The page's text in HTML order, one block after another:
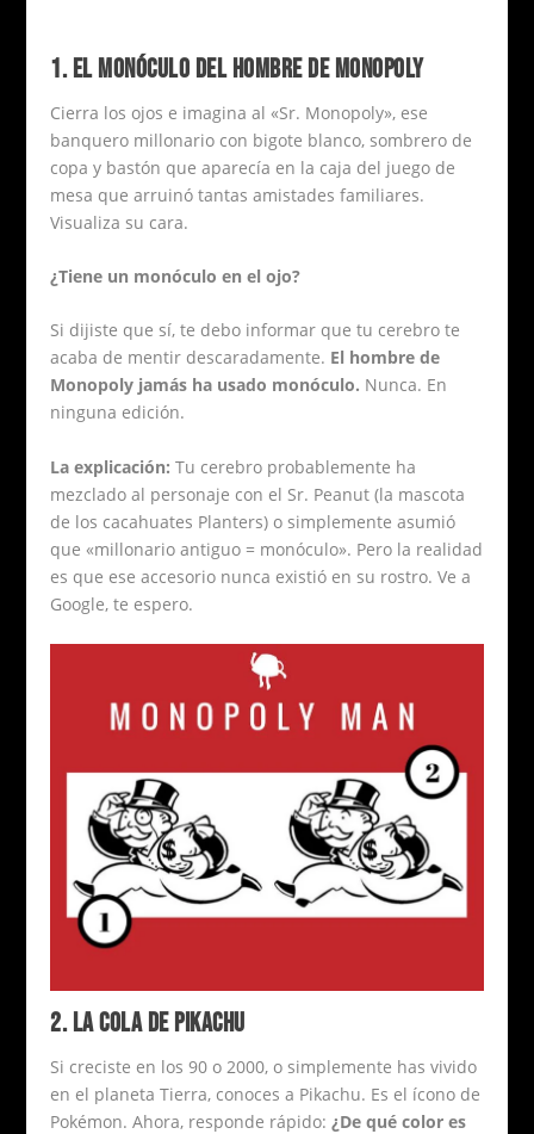
1. EL MONÓCULO DEL HOMBRE DE MONOPOLY
Cierra los ojos e imagina al «Sr. Monopoly», ese
banquero millonario con bigote blanco, sombrero de
copa y bastón que aparecía en la caja del juego de
mesa que arruinó tantas amistades familiares.
Visualiza su cara.
¿Tiene un monóculo en el ojo?
Si dijiste que sí, te debo informar que tu cerebro te
acaba de mentir descaradamente. El hombre de
Monopoly jamás ha usado monóculo. Nunca. En
ninguna edición.
La explicación: Tu cerebro probablemente ha
mezclado al personaje con el Sr. Peanut (la mascota
de los cacahuates Planters) o simplemente asumió
que «millonario antiguo = monóculo». Pero la realidad
es que ese accesorio nunca existió en su rostro. Ve a
Google, te espero.
2. LA COLA DE PIKACHU
Si creciste en los 90 o 2000, o simplemente has vivido
en el planeta Tierra, conoces a Pikachu. Es el ícono de
Pokémon. Ahora, responde rápido: ¿De qué color es